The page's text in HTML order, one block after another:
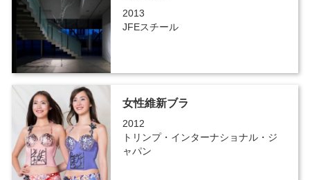
2013
JFEスチール
女性維新ブラ
2012
トリンプ・インターナショナル・ジ
ャパン